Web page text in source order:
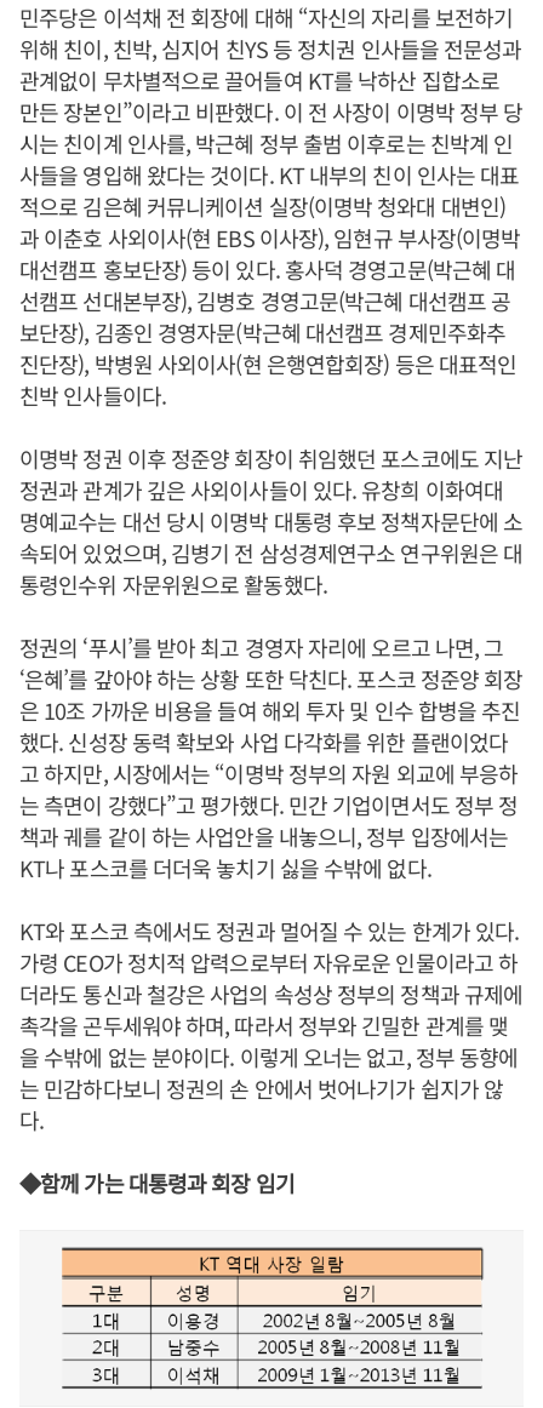
민주당은 이석채 전 회장에 대해 “자신의 자리를 보전하기
위해 친이, 친박, 심지어 친YS 등 정치권 인사들을 전문성과
관계없이 무차별적으로 끌어들여 KT를 낙하산 집합소로
만든 장본인”이라고 비판했다. 이 전 사장이 이명박 정부 당
시는 친이계 인사를, 박근혜 정부 출범 이후로는 친박계 인
사들을 영입해 왔다는 것이다. KT 내부의 친이 인사는 대표
적으로 김은혜 커뮤니케이션 실장(이명박 청와대 대변인)
과 이춘호 사외이사(현 EBS 이사장), 임현규 부사장(이명박
대선캠프 홍보단장) 등이 있다. 홍사덕 경영고문(박근혜 대
선캠프 선대본부장), 김병호 경영고문(박근혜 대선캠프 공
보단장), 김종인 경영자문(박근혜 대선캠프 경제민주화추
진단장), 박병원 사외이사(현 은행연합회장) 등은 대표적인
친박 인사들이다.
이명박 정권 이후 정준양 회장이 취임했던 포스코에도 지난
정권과 관계가 깊은 사외이사들이 있다. 유창희 이화여대
명예교수는 대선 당시 이명박 대통령 후보 정책자문단에 소
속되어 있었으며, 김병기 전 삼성경제연구소 연구위원은 대
통령인수위 자문위원으로 활동했다.
정권의 ‘푸시’를 받아 최고 경영자 자리에 오르고 나면, 그
‘은혜’를 갚아야 하는 상황 또한 닥친다. 포스코 정준양 회장
은 10조 가까운 비용을 들여 해외 투자 및 인수 합병을 추진
했다. 신성장 동력 확보와 사업 다각화를 위한 플랜이었다
고 하지만, 시장에서는 “이명박 정부의 자원 외교에 부응하
는 측면이 강했다”고 평가했다. 민간 기업이면서도 정부 정
책과 궤를 같이 하는 사업안을 내놓으니, 정부 입장에서는
KT나 포스코를 더더욱 놓치기 싫을 수밖에 없다.
KT와 포스코 측에서도 정권과 멀어질 수 있는 한계가 있다.
가령 CEO가 정치적 압력으로부터 자유로운 인물이라고 하
더라도 통신과 철강은 사업의 속성상 정부의 정책과 규제에
촉각을 곤두세워야 하며, 따라서 정부와 긴밀한 관계를 맺
을 수밖에 없는 분야이다. 이렇게 오너는 없고, 정부 동향에
는 민감하다보니 정권의 손 안에서 벗어나기가 쉽지가 않
다.
◆함께 가는 대통령과 회장 임기